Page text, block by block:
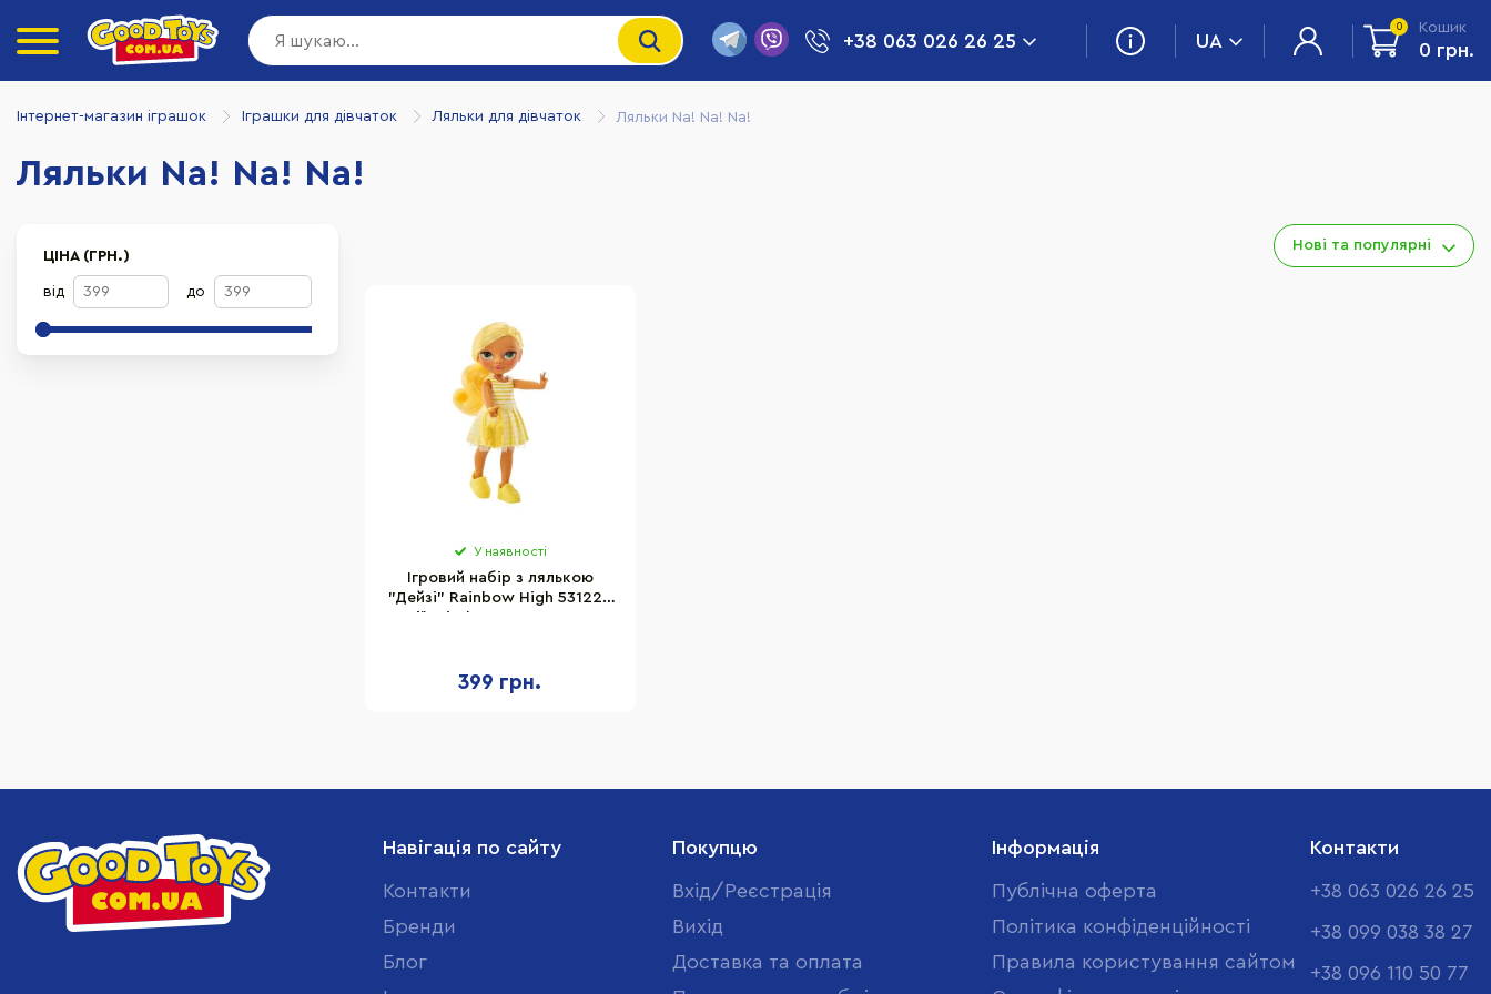
+38 063 026 26 25 UA
0 Кошик
0 грн.
Інтернет-магазин іграшок Іграшки для дівчаток Ляльки для дівчаток Ляльки Na! Na! Na!
Ляльки Na! Na! Na!
ЦІНА (ГРН.)
від до
Нові та популярні
У наявності
Ігровий набір з лялькою
"Дейзі" Rainbow High 531227
399 грн.
Навігація по сайту
Контакти
Бренди
Блог
Покупцю
Вхід/Реєстрація
Вихід
Доставка та оплата
Інформація
Публічна оферта
Політика конфіденційності
Правила користування сайтом
Контакти
+38 063 026 26 25
+38 099 038 38 27
+38 096 110 50 77